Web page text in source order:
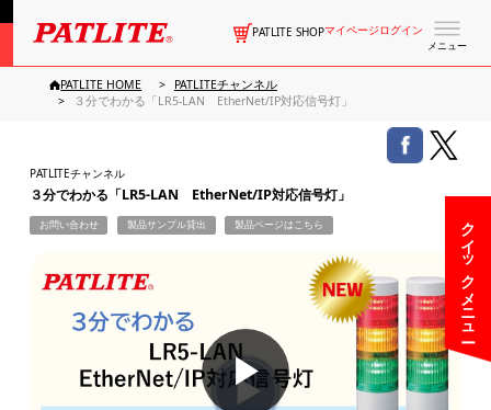
メニュー
PATLITE SHOPマイページログイン
クイックメニュー
PATLITE HOME
PATLITEチャンネル
３分でわかる「LR5-LAN EtherNet/IP対応信号灯」
PATLITEチャンネル
３分でわかる「LR5-LAN EtherNet/IP対応信号灯」
お問い合わせ 製品サンプル貸出 製品ページはこちら
▶